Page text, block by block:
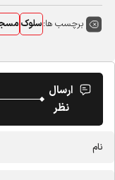
برچسب ها:سلوکمسجد
ارسال
نظر